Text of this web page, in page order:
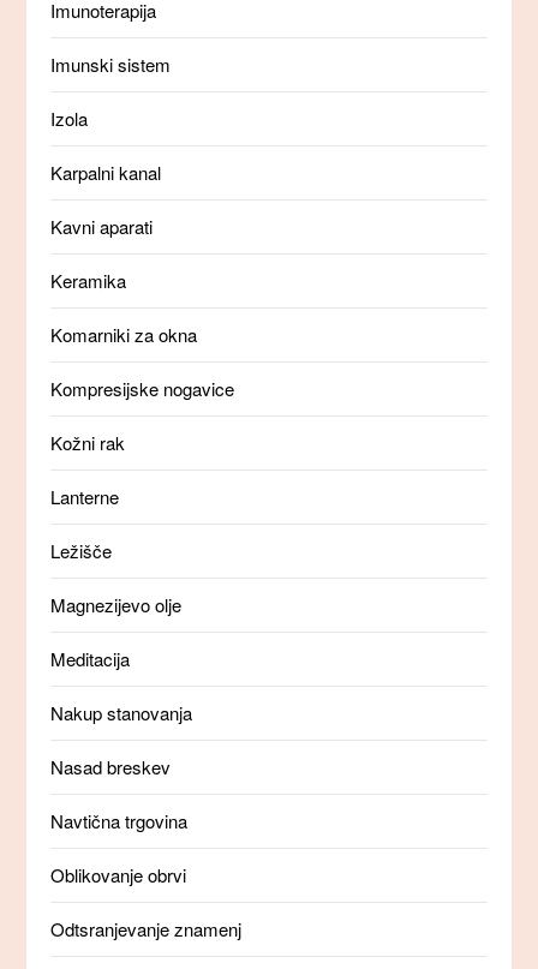
Imunoterapija
Imunski sistem
Izola
Karpalni kanal
Kavni aparati
Keramika
Komarniki za okna
Kompresijske nogavice
Kožni rak
Lanterne
Ležišče
Magnezijevo olje
Meditacija
Nakup stanovanja
Nasad breskev
Navtična trgovina
Oblikovanje obrvi
Odtsranjevanje znamenj